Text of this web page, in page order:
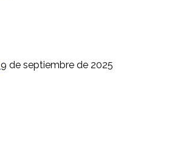
9 de septiembre de 2025